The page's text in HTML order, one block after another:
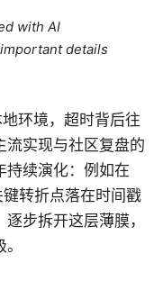
with AI
details
环境，超时背后往
流实现与社区复盘的
持续演化：例如在
转折点落在时间戳
步拆开这层薄膜，